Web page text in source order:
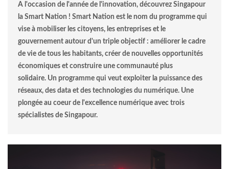
A l'occasion de l'année de l'innovation, découvrez Singapour
la Smart Nation ! Smart Nation est le nom du programme qui
vise à mobiliser les citoyens, les entreprises et le
gouvernement autour d'un triple objectif : améliorer le cadre
de vie de tous les habitants, créer de nouvelles opportunités
économiques et construire une communauté plus
solidaire. Un programme qui veut exploiter la puissance des
réseaux, des data et des technologies du numérique. Une
plongée au coeur de l'excellence numérique avec trois
spécialistes de Singapour.
© tsuguliev.jpg